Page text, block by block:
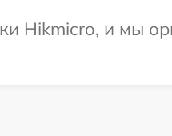
Hikmicro, и мы